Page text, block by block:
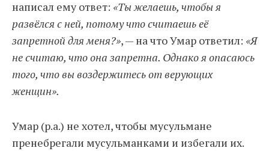
написал ему ответ: «Ты желаешь, чтобы я
развёлся с ней, потому что считаешь её
запретной для меня?», — на что Умар ответил: «Я
не считаю, что она запретна. Однако я опасаюсь
того, что вы воздержитесь от верующих
женщин».
Умар (р.а.) не хотел, чтобы мусульмане
пренебрегали мусульманками и избегали их.